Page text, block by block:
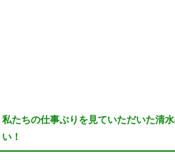
私たちの仕事ぶりを見ていただいた清
い！